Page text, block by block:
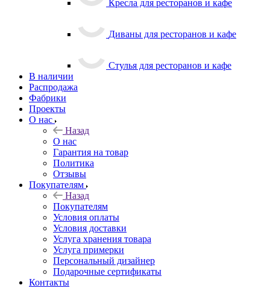
Кресла для ресторанов и кафе
Диваны для ресторанов и кафе
Стулья для ресторанов и кафе
В наличии
Распродажа
Фабрики
Проекты
О нас
Назад
О нас
Гарантия на товар
Политика
Отзывы
Покупателям
Назад
Покупателям
Условия оплаты
Условия доставки
Услуга хранения товара
Услуга примерки
Персональный дизайнер
Подарочные сертификаты
Контакты